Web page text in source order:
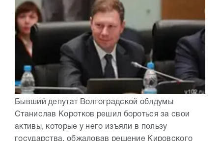
Бывший депутат Волгоградской облдумы
Станислав Коротков решил бороться за свои
активы, которые у него изъяли в пользу
государства, обжаловав решение Кировского